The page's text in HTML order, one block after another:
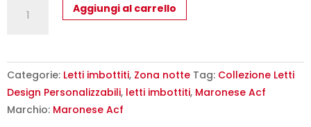
Matrimoniale
-
Design
Moderno
Aggiungi al carrello
Categorie: Letti imbottiti, Zona notte Tag: Collezione Letti
Design Personalizzabili, letti imbottiti, Maronese Acf
Marchio: Maronese Acf